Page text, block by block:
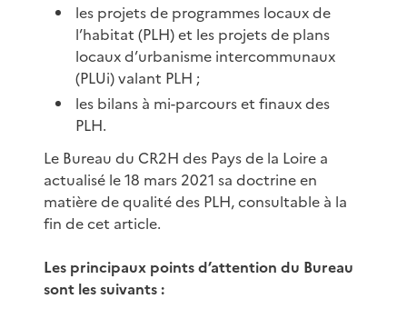
les projets de programmes locaux de
l’habitat (PLH) et les projets de plans
locaux d’urbanisme intercommunaux
(PLUi) valant PLH ;
les bilans à mi-parcours et finaux des
PLH.
Le Bureau du CR2H des Pays de la Loire a
actualisé le 18 mars 2021 sa doctrine en
matière de qualité des PLH, consultable à la
fin de cet article.
Les principaux points d’attention du Bureau
sont les suivants :